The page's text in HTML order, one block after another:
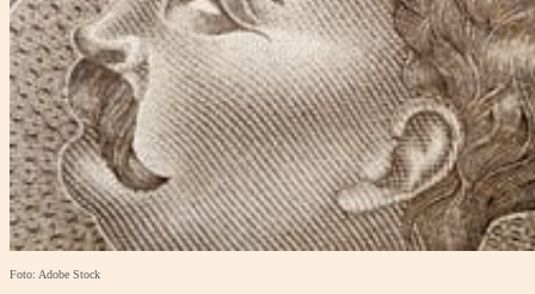
Foto: Adobe Stock